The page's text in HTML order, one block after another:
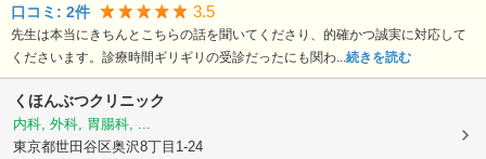
口コミ: 2件 3.5
先生は本当にきちんとこちらの話を聞いてくださり、的確かつ誠実に対応して
くださいます。診療時間ギリギリの受診だったにも関わ... 続きを読む
くほんぶつクリニック
内科, 外科, 胃腸科, ...
東京都世田谷区奥沢8丁目1-24